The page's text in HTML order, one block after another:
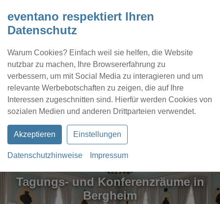
eventano respektiert Ihren
Datenschutz
Warum Cookies? Einfach weil sie helfen, die Website
nutzbar zu machen, Ihre Browsererfahrung zu
verbessern, um mit Social Media zu interagieren und um
relevante Werbebotschaften zu zeigen, die auf Ihre
Interessen zugeschnitten sind. Hierfür werden Cookies von
sozialen Medien und anderen Drittparteien verwendet.
Akzeptieren Einstellungen
Datenschutzhinweise Impressum
Kontakt Location eintragen Profil
Tagungs- und Konferenzräume in
Bergheim